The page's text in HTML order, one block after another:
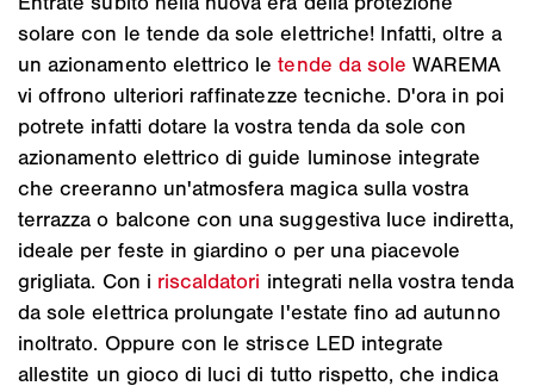
solare con le tende da sole elettriche! Infatti, oltre a
un azionamento elettrico letende da sole WAREMA
vi offrono ulteriori raffinatezze tecniche. D'ora in poi
potrete infatti dotare la vostra tenda da sole con
azionamento elettrico di guide luminose integrate
che creeranno un'atmosfera magica sulla vostra
terrazza o balcone con una suggestiva luce indiretta,
ideale per feste in giardino o per una piacevole
grigliata. Con i riscaldatori integrati nella vostra tenda
da sole elettrica prolungate l'estate fino ad autunno
inoltrato. Oppure con le strisce LED integrate
allestite un gioco di luci di tutto rispetto, che indica